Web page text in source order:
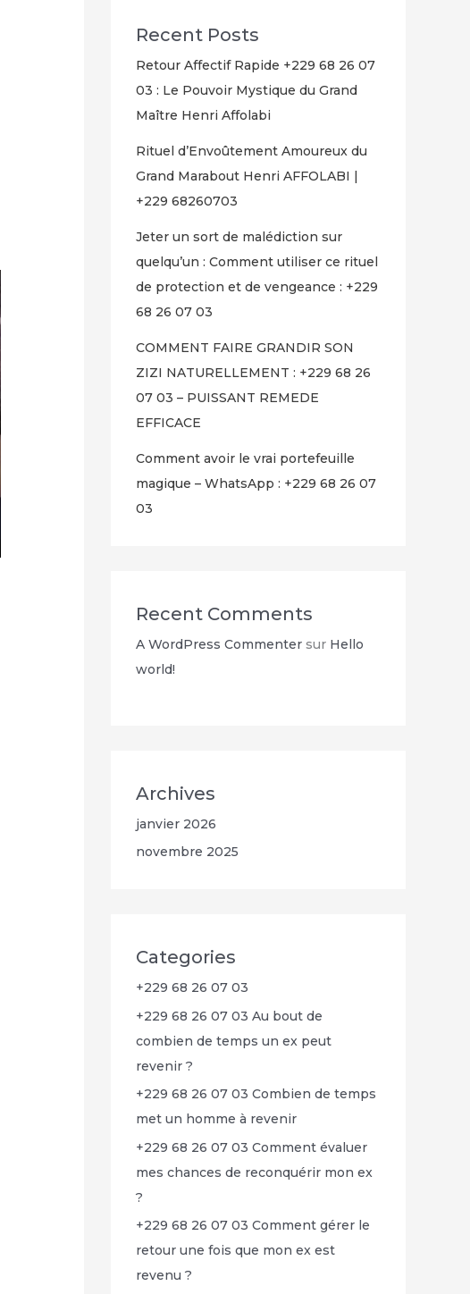
Recent Posts
Retour Affectif Rapide +229 68 26 07
03 : Le Pouvoir Mystique du Grand
Maître Henri Affolabi
Rituel d’Envoûtement Amoureux du
Grand Marabout Henri AFFOLABI |
+229 68260703
Jeter un sort de malédiction sur
quelqu’un : Comment utiliser ce rituel
de protection et de vengeance : +229
68 26 07 03
COMMENT FAIRE GRANDIR SON
ZIZI NATURELLEMENT : +229 68 26
07 03 – PUISSANT REMEDE
EFFICACE
Comment avoir le vrai portefeuille
magique – WhatsApp : +229 68 26 07
03
Recent Comments
A WordPress Commenter sur Hello
world!
Archives
janvier 2026
novembre 2025
Categories
+229 68 26 07 03
+229 68 26 07 03 Au bout de
combien de temps un ex peut
revenir ?
+229 68 26 07 03 Combien de temps
met un homme à revenir
+229 68 26 07 03 Comment évaluer
mes chances de reconquérir mon ex
?
+229 68 26 07 03 Comment gérer le
retour une fois que mon ex est
revenu ?